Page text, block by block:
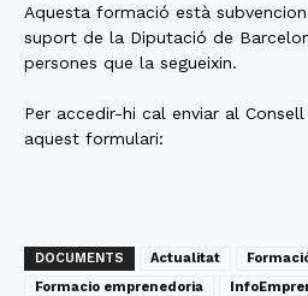
Aquesta formació està
suport de la Diputació de
persones que la segueixin.
Per accedir-hi cal enviar al
aquest formulari:
DOCUMENTS Actualitat
Formacio emprenedoria